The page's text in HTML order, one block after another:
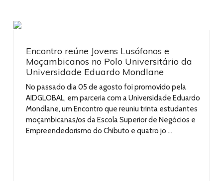
Encontro reúne Jovens Lusófonos e
Moçambicanos no Polo Universitário da
Universidade Eduardo Mondlane
No passado dia 05 de agosto foi promovido pela
AIDGLOBAL, em parceria com a Universidade Eduardo
Mondlane, um Encontro que reuniu trinta estudantes
moçambicanas/os da Escola Superior de Negócios e
Empreendedorismo do Chibuto e quatro jo ...